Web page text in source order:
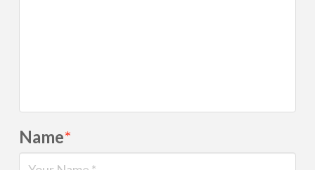
Name*